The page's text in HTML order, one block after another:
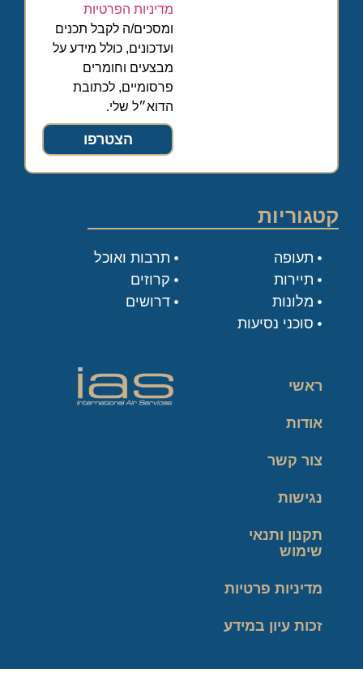
מדיניות הפרטיות
ומסכים/ה לקבל תכנים
ועדכונים, כולל מידע על
מבצעים וחומרים
פרסומיים, לכתובת
הדוא״ל שלי.
הצטרפו
קטגוריות
תעופה
תיירות
מלונות
סוכני נסיעות
תרבות ואוכל
קרוזים
דרושים
ראשי
אודות
צור קשר
נגישות
תקנון ותנאי
שימוש
מדיניות פרטיות
זכות עיון במידע